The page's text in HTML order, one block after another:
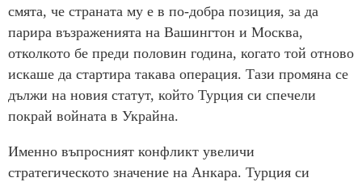
смята, че страната му е в по-добра позиция, за да
парира възраженията на Вашингтон и Москва,
отколкото бе преди половин година, когато той отново
искаше да стартира такава операция. Тази промяна се
дължи на новия статут, който Турция си спечели
покрай войната в Украйна.
Именно въпросният конфликт увеличи
стратегическото значение на Анкара. Турция си